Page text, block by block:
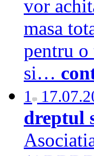
vor
masa
pentru
si…
1
dreptul